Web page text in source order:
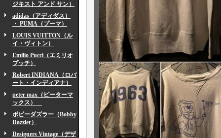
ジキスト アンド サン）
adidas（アディダス）
・ PUMA（プーマ）
LOUIS VUITTON（ル
イ・ヴィトン）
Emilio Pucci（エミリオ
プッチ）
Robert INDIANA（ロバ
ート・インディアナ）
peter max（ピーターマ
ックス）
ボビーダズラー（Bobby
Dazzler）
Designers Vintage（デザ